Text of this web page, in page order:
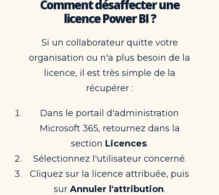
Comment désaffecter une
licence Power BI ?
Si un collaborateur quitte votre
organisation ou n'a plus besoin de la
licence, il est très simple de la
récupérer :
Dans le portail d'administration
Microsoft 365, retournez dans la
section Licences.
Sélectionnez l'utilisateur concerné.
Cliquez sur la licence attribuée, puis
sur Annuler l'attribution.